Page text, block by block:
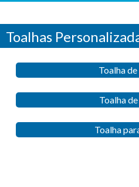
Toalhas
Toalha
Toalha
Toalha